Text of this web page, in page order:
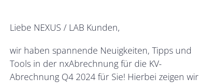
Liebe NEXUS / LAB Kunden,
wir haben spannende Neuigkeiten, Tipps und
Tools in der nxAbrechnung für die KV-
Abrechnung Q4 2024 für Sie! Hierbei zeigen wir